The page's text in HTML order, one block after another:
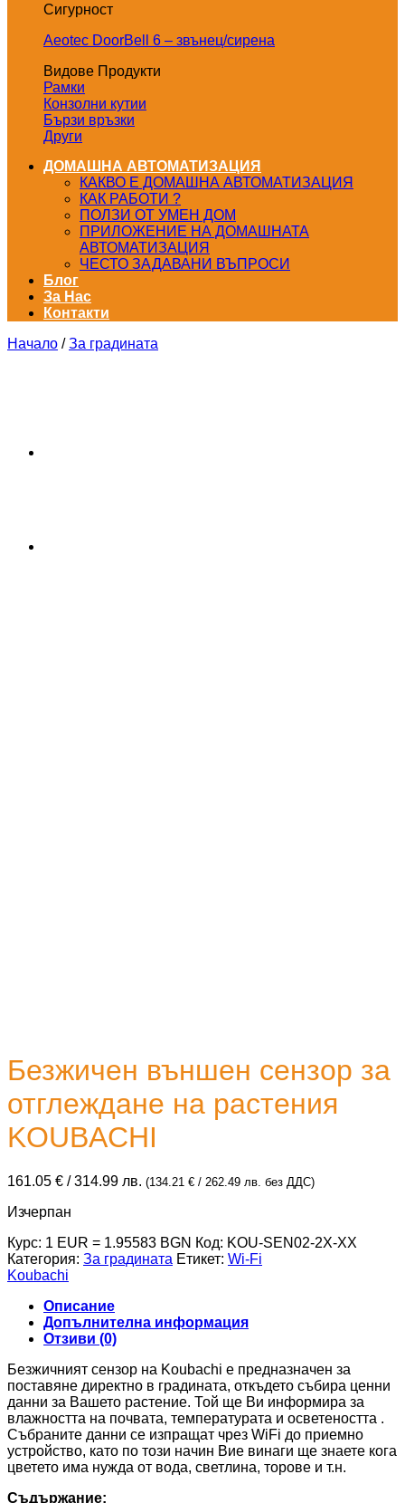
Сигурност
Aeotec DoorBell 6 – звънец/сирена
Видове Продукти
Рамки
Конзолни кутии
Бързи връзки
Други
ДОМАШНА АВТОМАТИЗАЦИЯ
КАКВО Е ДОМАШНА АВТОМАТИЗАЦИЯ
КАК РАБОТИ ?
ПОЛЗИ ОТ УМЕН ДОМ
ПРИЛОЖЕНИЕ НА ДОМАШНАТА
АВТОМАТИЗАЦИЯ
ЧЕСТО ЗАДАВАНИ ВЪПРОСИ
Блог
За Нас
Контакти
Начало / За градината
Безжичен външен сензор за
отглеждане на растения
KOUBACHI
161.05 € / 314.99 лв. (134.21 € / 262.49 лв. без ДДС)
Изчерпан
Курс: 1 EUR = 1.95583 BGN Код: KOU-SEN02-2X-XX
Категория: За градината Етикет: Wi-Fi
Koubachi
Описание
Допълнителна информация
Отзиви (0)
Безжичният сензор на Koubachi е предназначен за
поставяне директно в градината, откъдето събира ценни
данни за Вашето растение. Той ще Ви информира за
влажността на почвата, температурата и осветеността .
Събраните данни се изпращат чрез WiFi до приемно
устройство, като по този начин Вие винаги ще знаете кога
цветето има нужда от вода, светлина, торове и т.н.
Съдържание: